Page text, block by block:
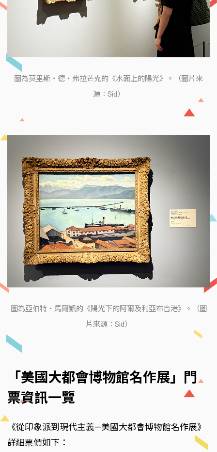
圖為莫里斯・德・弗拉芒克的《水面上的陽光》。（圖片來
源：Sid）
圖為亞伯特・馬爾凱的《陽光下的阿爾及利亞布吉港》。（圖
片來源：Sid）
「美國大都會博物館名作展」門
票資訊一覽
《從印象派到現代主義—美國大都會博物館名作展》
詳細票價如下：